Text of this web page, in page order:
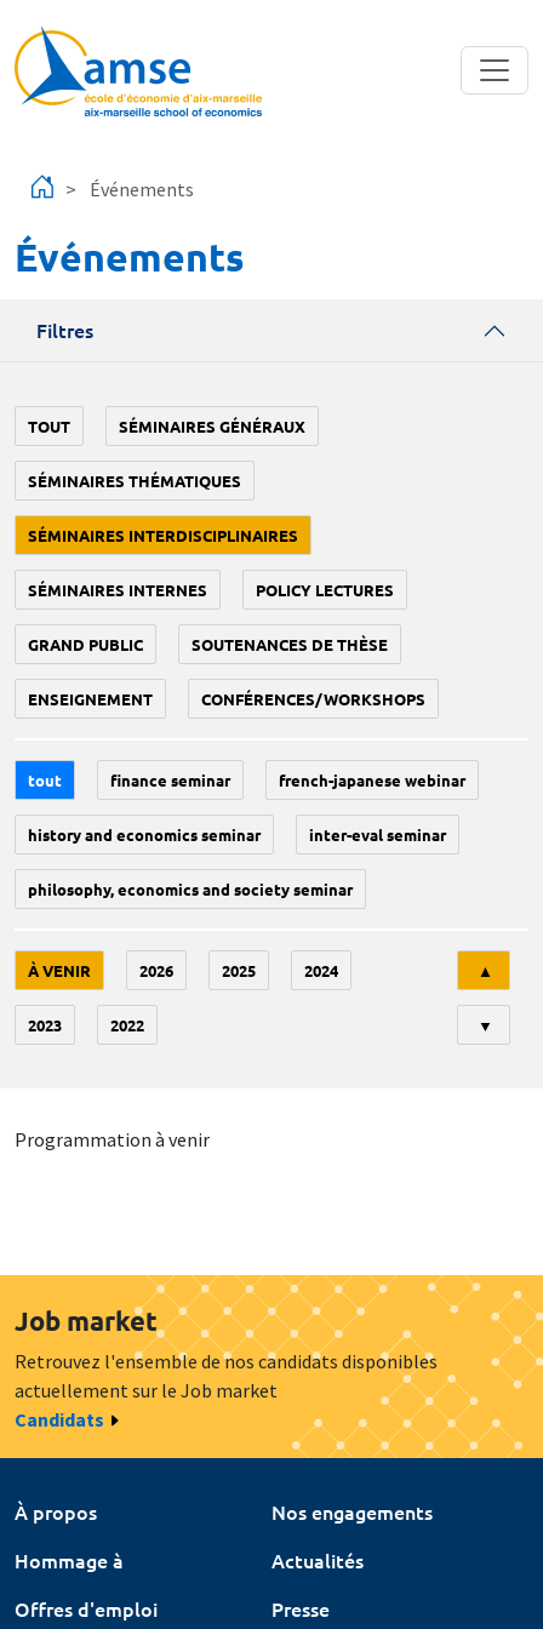
Événements
Événements
Filtres
TOUT SÉMINAIRES GÉNÉRAUX
SÉMINAIRES THÉMATIQUES
SÉMINAIRES INTERDISCIPLINAIRES
SÉMINAIRES INTERNES POLICY LECTURES
GRAND PUBLIC SOUTENANCES DE THÈSE
ENSEIGNEMENT CONFÉRENCES/WORKSHOPS
tout finance seminar french-japanese webinar
history and economics seminar inter-eval seminar
philosophy, economics and society seminar
À VENIR 2026 2025 2024
2023 2022
▲
▼
Programmation à venir
Job market
Retrouvez l'ensemble de nos candidats disponibles
actuellement sur le Job market
Candidats
À propos
Nos engagements
Hommage à
Actualités
Offres d'emploi
Presse